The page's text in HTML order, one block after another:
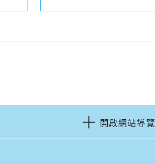
開啟網站導覽